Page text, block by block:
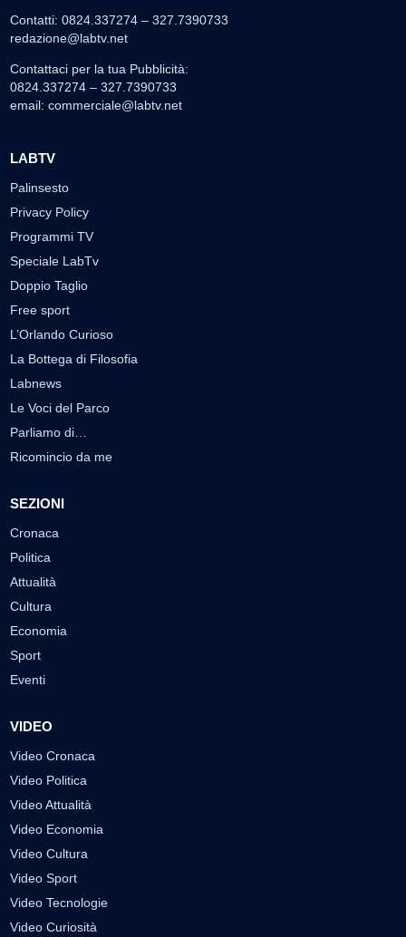
Contatti: 0824.337274 – 327.7390733
redazione@labtv.net
Contattaci per la tua Pubblicità:
0824.337274 – 327.7390733
email: commerciale@labtv.net
LABTV
Palinsesto
Privacy Policy
Programmi TV
Speciale LabTv
Doppio Taglio
Free sport
L’Orlando Curioso
La Bottega di Filosofia
Labnews
Le Voci del Parco
Parliamo di…
Ricomincio da me
SEZIONI
Cronaca
Politica
Attualità
Cultura
Economia
Sport
Eventi
VIDEO
Video Cronaca
Video Politica
Video Attualità
Video Economia
Video Cultura
Video Sport
Video Tecnologie
Video Curiosità